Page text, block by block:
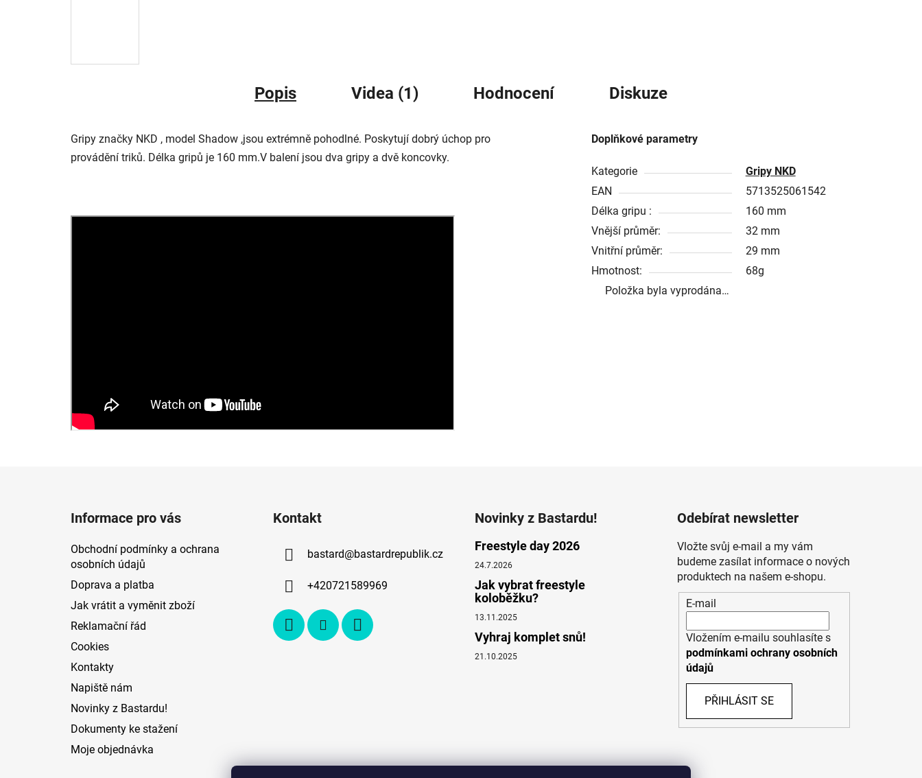
Popis Videa (1) Hodnocení Diskuze
Gripy značky NKD , model Shadow ,jsou extrémně pohodlné. Poskytují dobrý úchop pro
provádění triků. Délka gripů je 160 mm.V balení jsou dva gripy a dvě koncovky.
Doplňkové parametry
Kategorie
Gripy NKD
EAN
5713525061542
Délka gripu :
160 mm
Vnější průměr:
32 mm
Vnitřní průměr:
29 mm
Hmotnost:
68g
Položka byla vyprodána…
Informace pro vás
Obchodní podmínky a ochrana
osobních údajů
Doprava a platba
Jak vrátit a vyměnit zboží
Reklamační řád
Cookies
Kontakty
Napiště nám
Novinky z Bastardu!
Dokumenty ke stažení
Moje objednávka
Kontakt
bastard@bastardrepublik.cz
+420721589969
Novinky z Bastardu!
Freestyle day 2026
24.7.2026
Jak vybrat freestyle
koloběžku?
13.11.2025
Vyhraj komplet snů!
21.10.2025
Odebírat newsletter
Vložte svůj e-mail a my vám
budeme zasílat informace o nových
produktech na našem e-shopu.
E-mail
Vložením e-mailu souhlasíte s
podmínkami ochrany osobních
údajů
PŘIHLÁSIT SE